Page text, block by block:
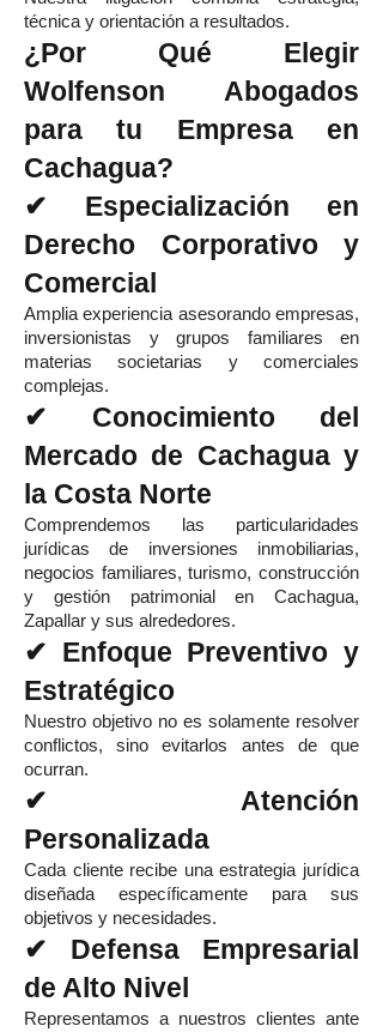
técnica y orientación a resultados.
¿Por Qué Elegir
Wolfenson Abogados
para tu Empresa en
Cachagua?
✔ Especialización en
Derecho Corporativo y
Comercial
Amplia experiencia asesorando empresas,
inversionistas y grupos familiares en
materias societarias y comerciales
complejas.
✔ Conocimiento del
Mercado de Cachagua y
la Costa Norte
Comprendemos las particularidades
jurídicas de inversiones inmobiliarias,
negocios familiares, turismo, construcción
y gestión patrimonial en Cachagua,
Zapallar y sus alrededores.
✔ Enfoque Preventivo y
Estratégico
Nuestro objetivo no es solamente resolver
conflictos, sino evitarlos antes de que
ocurran.
✔ Atención
Personalizada
Cada cliente recibe una estrategia jurídica
diseñada específicamente para sus
objetivos y necesidades.
✔ Defensa Empresarial
de Alto Nivel
Representamos a nuestros clientes ante